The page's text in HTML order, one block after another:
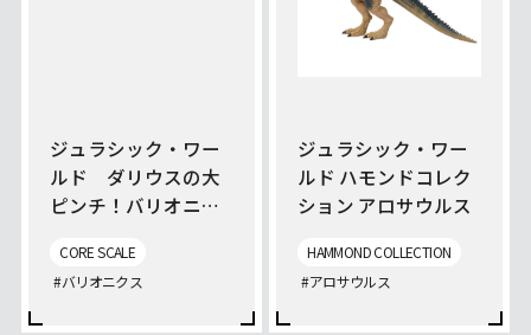
ジュラシック・ワー
ルド ダリウスの大
ピンチ！バリオニク
CORE SCALE
#バリオニクス
ジュラシック・ワー
ルド ハモンドコレク
ション アロサウルス
HAMMOND COLLECTION
#アロサウルス